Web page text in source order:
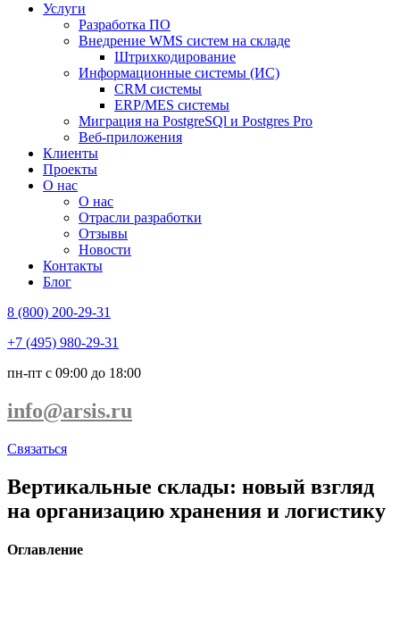
Услуги
Разработка ПО
Внедрение WMS систем на складе
Штрихкодирование
Информационные системы (ИС)
CRM системы
ERP/MES системы
Миграция на PostgreSQl и Postgres Pro
Веб-приложения
Клиенты
Проекты
О нас
О нас
Отрасли разработки
Отзывы
Новости
Контакты
Блог
8 (800) 200-29-31
+7 (495) 980-29-31
пн-пт с 09:00 до 18:00
info@arsis.ru
Связаться
Вертикальные склады: новый взгляд
на организацию хранения и логистику
Оглавление